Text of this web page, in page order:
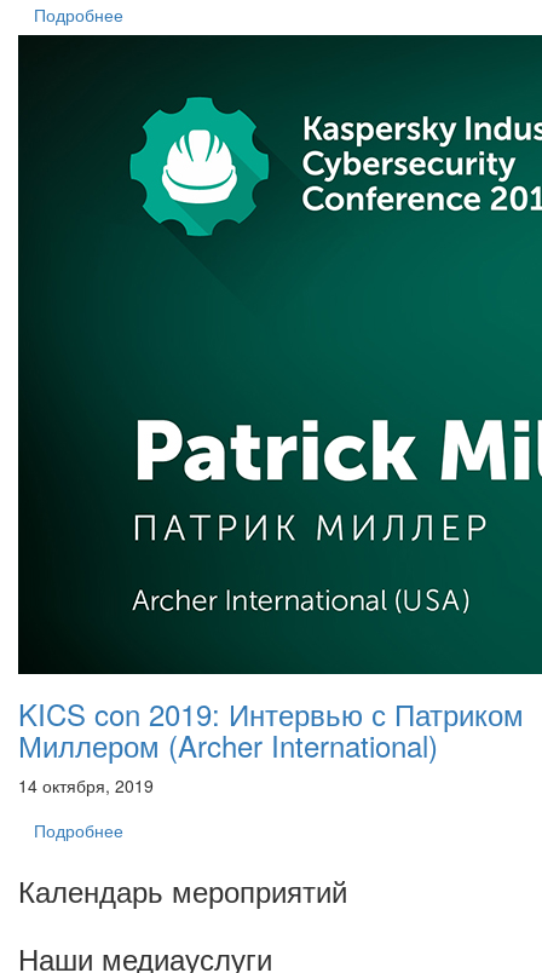
Подробнее
KICS con 2019: Интервью с Патриком
Миллером (Archer International)
14 октября, 2019
Подробнее
Календарь мероприятий
Наши медиауслуги